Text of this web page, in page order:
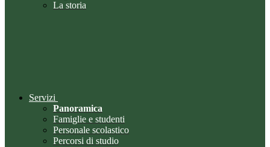
La storia
Servizi
Panoramica
Famiglie e studenti
Personale scolastico
Percorsi di studio